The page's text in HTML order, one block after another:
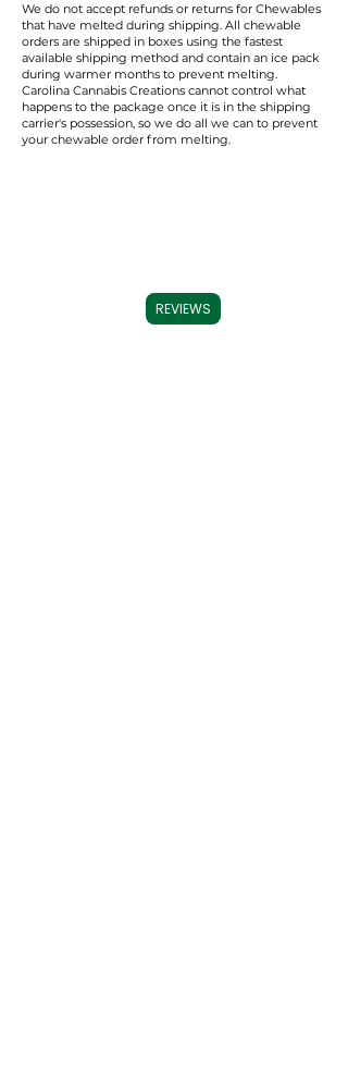
We do not accept refunds or returns for Chewables
that have melted during shipping. All chewable
orders are shipped in boxes using the fastest
available shipping method and contain an ice pack
during warmer months to prevent melting.
Carolina Cannabis Creations cannot control what
happens to the package once it is in the shipping
carrier's possession, so we do all we can to prevent
your chewable order from melting.
REVIEWS